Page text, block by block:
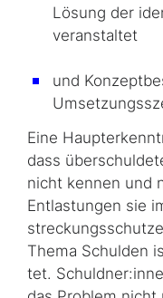
Lösung der
veranstaltet
und
Eine
dass
nicht kennen und
Entlastungen sie
Thema Schulden
tet.